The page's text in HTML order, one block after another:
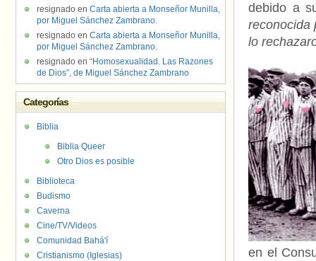
debido a
reconocida
lo
en el
resignado en Carta abierta a Monseñor Munilla,
por Miguel Sánchez Zambrano.
resignado en Carta abierta a Monseñor Munilla,
por Miguel Sánchez Zambrano.
resignado en “Homosexualidad. Las Razones
de Dios”, de Miguel Sánchez Zambrano
Categorías
Biblia
Biblia Queer
Otro Dios es posible
Biblioteca
Budismo
Caverna
Cine/TV/Videos
Comunidad Bahá'í
Cristianismo (Iglesias)